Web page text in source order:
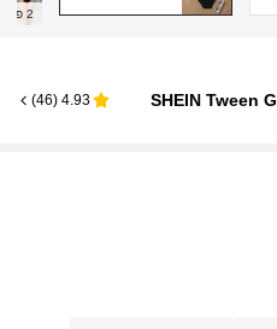
2
SHEIN Tween
4.93
(
46
)